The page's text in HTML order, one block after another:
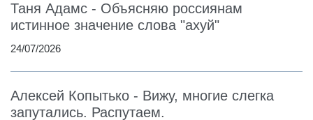
Таня Адамс - Объясняю россиянам
истинное значение слова "ахуй"
24/07/2026
Алексей Копытько - Вижу, многие слегка
запутались. Распутаем.